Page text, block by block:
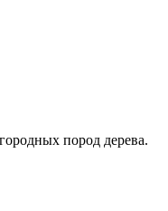
пород дерева.